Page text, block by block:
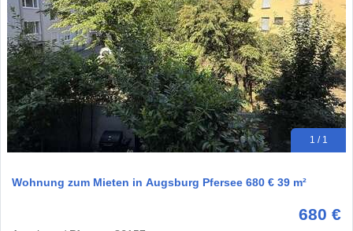
1 / 1
Wohnung zum Mieten in Augsburg Pfersee 680 € 39 m²
680 €